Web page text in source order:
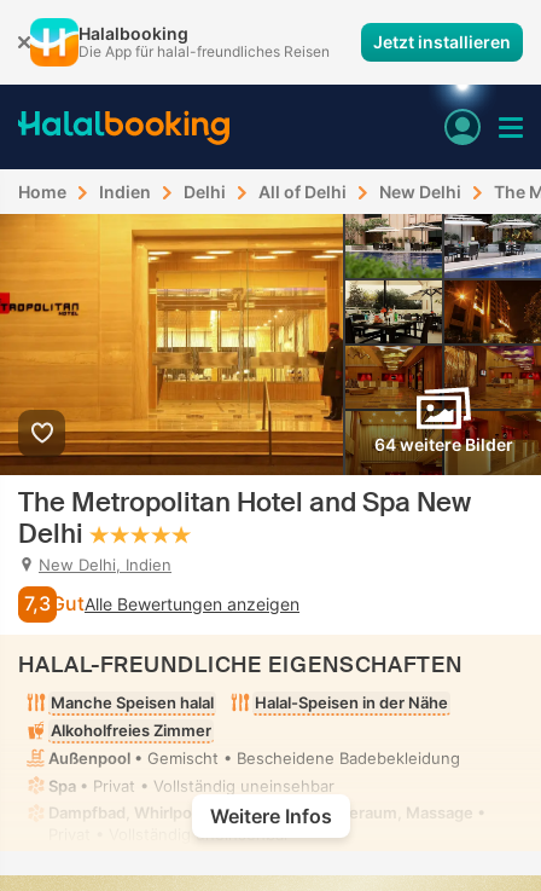
Halalbooking
Die App für halal-freundliches Reisen Jetzt installieren
Home Indien Delhi All of Delhi New Delhi The
64 weitere Bilder
The Metropolitan Hotel and Spa New
Delhi
New Delhi, Indien
7,3 GutAlle Bewertungen anzeigen
HALAL-FREUNDLICHE EIGENSCHAFTEN
Manche Speisen halal
Halal-Speisen in der Nähe
Alkoholfreies Zimmer
Außenpool • Gemischt • Bescheidene Badebekleidung
Spa • Privat • Vollständig uneinsehbar
Dampfbad, Whirlpool/Jacuzzi, Spa-Pflegeraum, Massage •
Privat • Vollständig uneinsehbar
Weitere Infos